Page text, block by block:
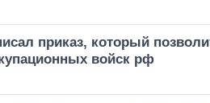
приказ, который
войск рф